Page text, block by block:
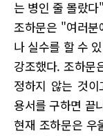
는 병인 줄 몰랐
조하문은 "여러
나 실수를 할 수
강조했다. 조하문
정하지 않는 것
용서를 구하면 끝
현재 조하문은 우